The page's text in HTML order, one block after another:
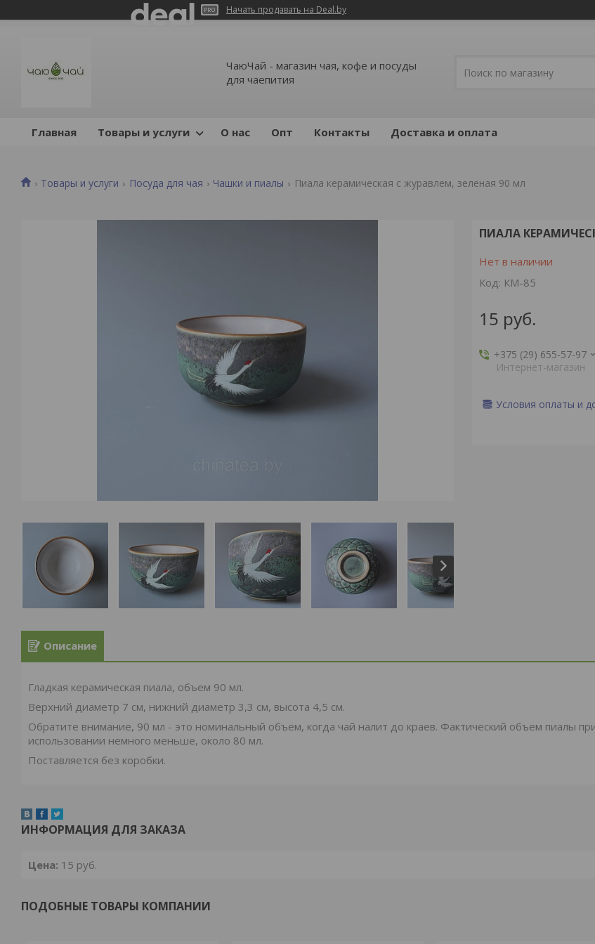
Начать продавать на Deal.by
ЧаюЧай - магазин чая, кофе и посуды
для чаепития
Главная Товары и услуги О нас Опт Контакты Доставка и оплата
Товары и услуги Посуда для чая Чашки и пиалы Пиала керамическая с журавлем, зеленая 90 мл
ПИАЛА
Нет в наличии
Код: КМ-85
15 руб.
+375 (29) 655-57-97
Интернет-магазин
Условия оплаты и
Описание
Гладкая керамическая пиала, объем 90 мл.
Верхний диаметр 7 см, нижний диаметр 3,3 см, высота 4,5 см.
Обратите внимание, 90 мл - это номинальный объем, когда чай налит до краев. Фактический объем пиалы
использовании немного меньше, около 80 мл.
Поставляется без коробки.
ИНФОРМАЦИЯ ДЛЯ ЗАКАЗА
Цена: 15 руб.
ПОДОБНЫЕ ТОВАРЫ КОМПАНИИ